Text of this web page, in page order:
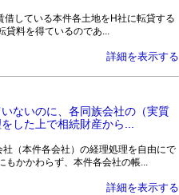
している本件各土地をH社に転貸する
貸料を得ているのであ...
詳細を表示する
ないのに、各同族会社の（実質
した上で相続財産から...
（本件各会社）の経理処理を自由にで
もかかわらず、本件各会社の帳...
詳細を表示する